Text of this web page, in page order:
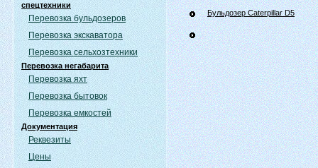
спецтехники
Перевозка бульдозеров
Перевозка экскаватора
Перевозка сельхозтехники
Перевозка негабарита
Перевозка яхт
Перевозка бытовок
Перевозка емкостей
Документация
Реквезиты
Цены
Бульдозер Caterpillar D5